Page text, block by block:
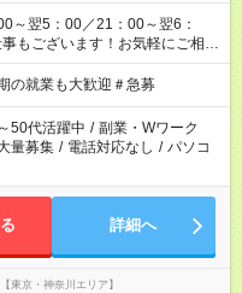
～翌5：00／21：00～翌6：
就業も大歓迎＃急募
50代活躍中 / 副業・Wワーク
量募集 / 電話対応なし / パソコ
詳細へ
京・神奈川エリア】